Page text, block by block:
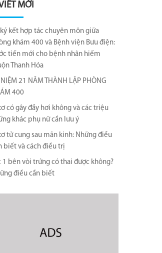
MỚI
kết hợp tác chuyên môn giữa
khám 400 và Bệnh viện Bưu điện:
tiến mới cho bệnh nhân hiếm
Thanh Hóa
NIỆM 21 NĂM THÀNH LẬP PHÒNG
400
có gây đầy hơi không và các triệu
khác phụ nữ cần lưu ý
tử cung sau mãn kinh: Những điều
biết và cách điều trị
1 bên vòi trứng có thai được không?
điều cần biết